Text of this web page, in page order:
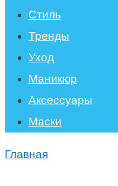
Стиль
Тренды
Уход
Маникюр
Аксессуары
Маски
Главная